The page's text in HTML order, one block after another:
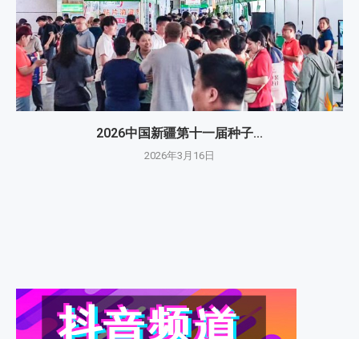
2026中国新疆第十一届种子...
2026年3月16日